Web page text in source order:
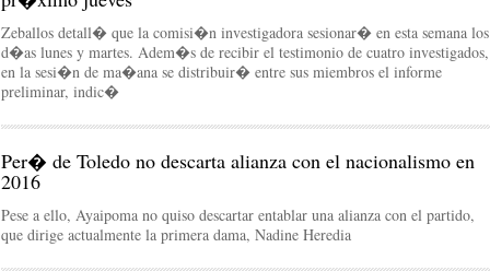
Zeballos detall� que la comisi�n investigadora sesionar� en esta semana los
d�as lunes y martes. Adem�s de recibir el testimonio de cuatro investigados,
en la sesi�n de ma�ana se distribuir� entre sus miembros el informe
preliminar, indic�
Per� de Toledo no descarta alianza con el nacionalismo en
2016
Pese a ello, Ayaipoma no quiso descartar entablar una alianza con el partido,
que dirige actualmente la primera dama, Nadine Heredia